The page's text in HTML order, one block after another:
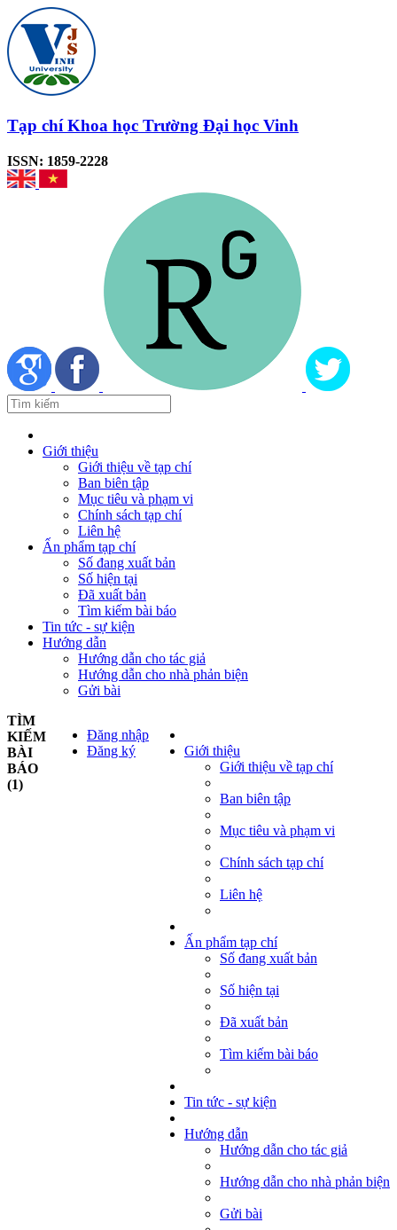
Tạp chí Khoa học Trường Đại học Vinh
ISSN: 1859-2228
Giới thiệu
Giới thiệu về tạp chí
Ban biên tập
Mục tiêu và phạm vi
Chính sách tạp chí
Liên hệ
Ấn phẩm tạp chí
Số đang xuất bản
Số hiện tại
Đã xuất bản
Tìm kiếm bài báo
Tin tức - sự kiện
Hướng dẫn
Hướng dẫn cho tác giả
Hướng dẫn cho nhà phản biện
Gửi bài
Giới thiệu
Giới thiệu về tạp chí
Ban biên tập
Mục tiêu và phạm vi
Chính sách tạp chí
Liên hệ
Ấn phẩm tạp chí
Số đang xuất bản
Số hiện tại
Đã xuất bản
Tìm kiếm bài báo
Tin tức - sự kiện
Hướng dẫn
Hướng dẫn cho tác giả
Hướng dẫn cho nhà phản biện
Gửi bài
Đăng nhập
Đăng ký
TÌM
KIẾM
BÀI
BÁO
(1)